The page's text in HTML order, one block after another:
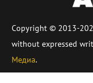
Copyright © 2013-
without expressed
Медиа.